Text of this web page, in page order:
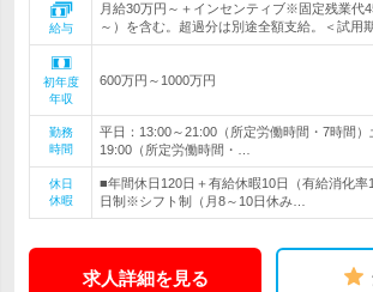
給与
月給30万円～＋インセンティブ※固定残業代
～）を含む。超過分は別途全額支給。＜試用
初年度
年収
600万円～1000万円
勤務
時間
平日：13:00～21:00（所定労働時間・7時間）
19:00（所定労働時間・…
休日
休暇
■年間休日120日＋有給休暇10日（有給消化
日制※シフト制（月8～10日休み…
求人詳細を見る